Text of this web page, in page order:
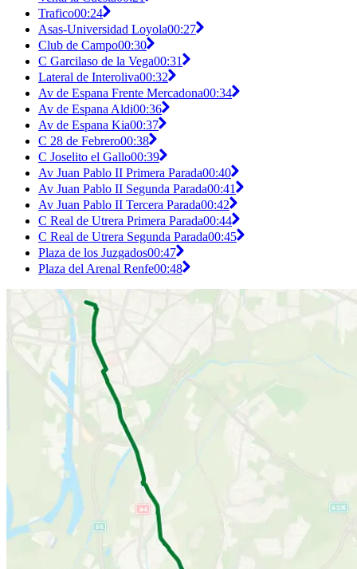
Trafico00:24
Asas-Universidad Loyola00:27
Club de Campo00:30
C Garcilaso de la Vega00:31
Lateral de Interoliva00:32
Av de Espana Frente Mercadona00:34
Av de Espana Aldi00:36
Av de Espana Kia00:37
C 28 de Febrero00:38
C Joselito el Gallo00:39
Av Juan Pablo II Primera Parada00:40
Av Juan Pablo II Segunda Parada00:41
Av Juan Pablo II Tercera Parada00:42
C Real de Utrera Primera Parada00:44
C Real de Utrera Segunda Parada00:45
Plaza de los Juzgados00:47
Plaza del Arenal Renfe00:48